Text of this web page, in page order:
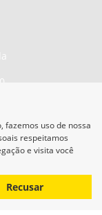
fazemos uso de nossa
respeitamos
e visita você
Recusar